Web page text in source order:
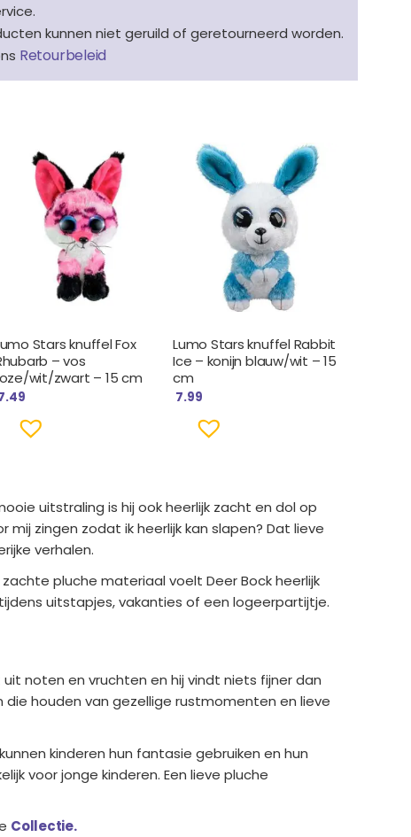
kunnen niet geruild of geretourneerd worden.
Retourbeleid
Stars knuffel Fox
– vos
wit/zwart – 15 cm
Lumo Stars knuffel Rabbit
Ice – konijn blauw/wit – 15
cm
7.99
uitstraling is hij ook heerlijk zacht en dol op
zingen zodat ik heerlijk kan slapen? Dat lieve
verhalen.
pluche materiaal voelt Deer Bock heerlijk
uitstapjes, vakanties of een logeerpartijtje.
noten en vruchten en hij vindt niets fijner dan
houden van gezellige rustmomenten en lieve
kinderen hun fantasie gebruiken en hun
voor jonge kinderen. Een lieve pluche
Collectie.